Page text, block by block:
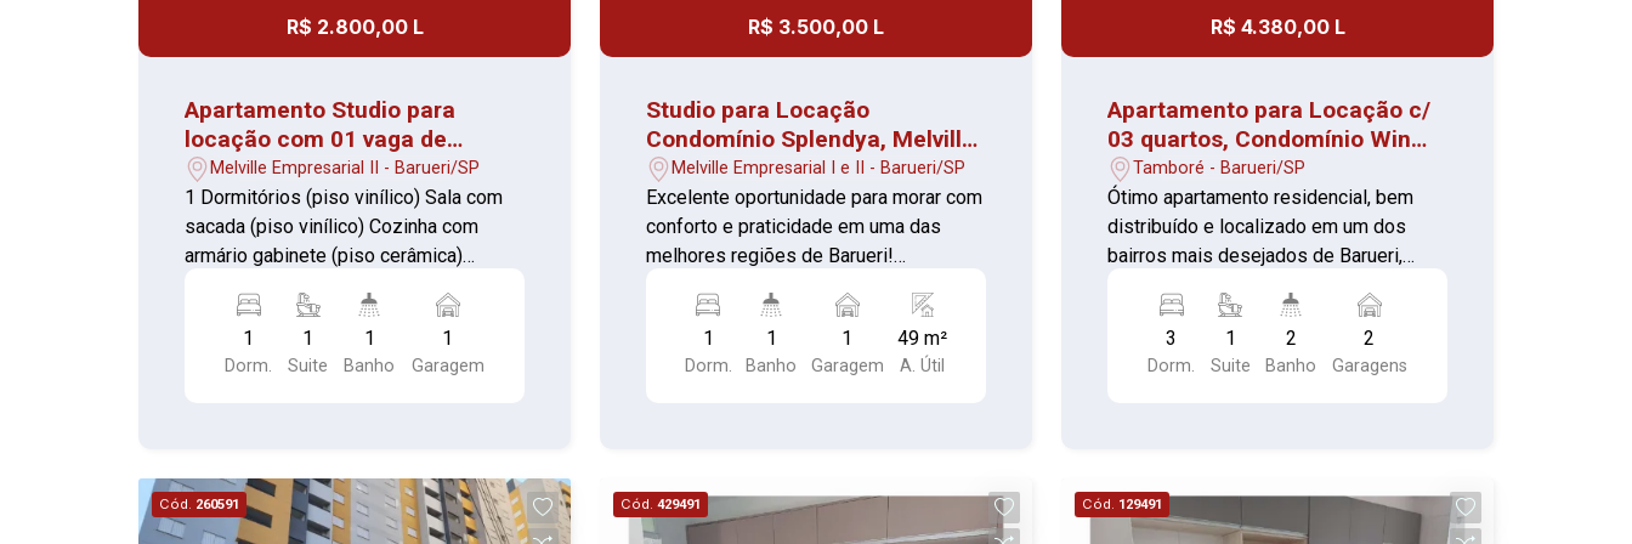
R$ 2.800,00 L
Apartamento Studio para
locação com 01 vaga de
garagem em Alphaville
Melville Empresarial II - Barueri/SP
1 Dormitórios (piso vinílico) Sala com
sacada (piso vinílico) Cozinha com
armário gabinete (piso cerâmica)
cerâmica) Área de serviço (piso
cerâmica) 01 vaga de garagem
1
Dorm.
1
Suite
1
Banho
1
Garagem
R$ 3.500,00 L
Studio para Locação
Condomínio Splendya, Melville
Empresarial II - Barueri/SP
Melville Empresarial I e II - Barueri/SP
Excelente oportunidade para morar com
conforto e praticidade em uma das
melhores regiões de Barueri!
dormitórios, sendo 01 suíte, banheiro
com box Sala de estar aconchegante
Cozinha planejada Área de serviço Área
Infraestrutura do condomínio: Academia
Piscina Salão de festas Elevador
1
Dorm.
1
Banho
1
Garagem
49 m²
A. Útil
R$ 4.380,00 L
Apartamento para Locação c/
03 quartos, Condomínio Win
Alphaville Tamboré -
Barueri/SP
Tamboré - Barueri/SP
Ótimo apartamento residencial, bem
distribuído e localizado em um dos
bairros mais desejados de Barueri,
e com fácil acesso às principais
avenidas da região. Características do
imóvel: 03 dormitórios (piso vinílico)
espaço (piso cerâmica) Banheiro com
box de vidro (piso cerâmica) Área de
3
Dorm.
1
Suite
2
Banho
2
Garagens
Cód. 260591 Cód. 429491 Cód. 129491